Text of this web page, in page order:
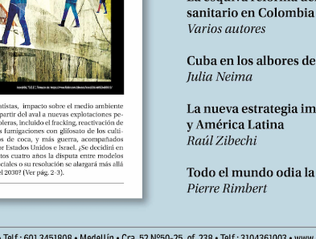
pánico. Amenazas a la
los medios puestos al servicio de la ley, el gobierno
recorte de las libertades fundamentales es funcional a la